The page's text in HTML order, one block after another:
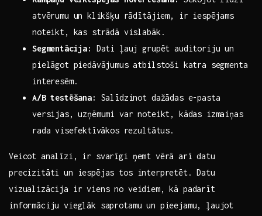
atvērumu un⁣ klikšķu rādītājiem, ir iespējams
noteikt, kas strādā vislabāk.
Segmentācija:
Dati ļauj grupēt auditoriju un
pielāgot piedāvājumus atbilstoši katra segmenta
interesēm.
A/B testēšana:
Salīdzinot dažādas e-pasta
‍versijas, uzņēmumi var noteikt, kādas izmaiņas‌
rada⁣ visefektīvākos rezultātus.
Veicot analīzi, ir svarīgi ņemt‌ vērā arī datu
precizitāti un iespējas tos interpretēt. Datu
vizualizācija ir viens‍ no ‍veidiem, kā padarīt
informāciju vieglāk saprotamu un pieejamu, ļaujot